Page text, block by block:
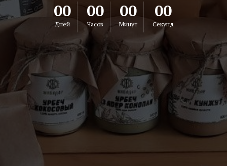
00
Дней
00
Часов
00
Минут
00
Секунд